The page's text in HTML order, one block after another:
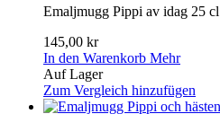
Emaljmugg Pippi av idag 25 cl
145,00 kr
In den Warenkorb Mehr
Auf Lager
Zum Vergleich hinzufügen